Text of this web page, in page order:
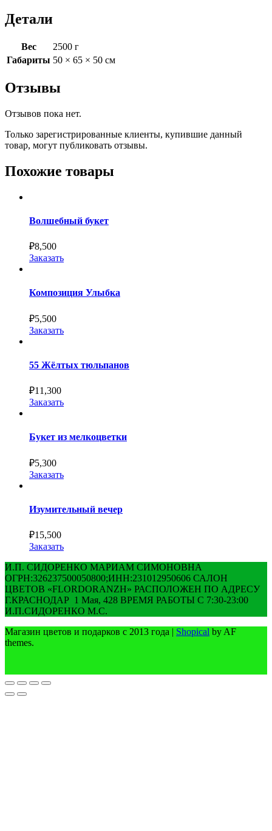
Детали
Вес
2500 г
Габариты 50 × 65 × 50 см
Отзывы
Отзывов пока нет.
Только зарегистрированные клиенты, купившие данный
товар, могут публиковать отзывы.
Похожие товары
Волшебный букет
₽8,500
Заказать
Композиция Улыбка
₽5,500
Заказать
55 Жёлтых тюльпанов
₽11,300
Заказать
Букет из мелкоцветки
₽5,300
Заказать
Изумительный вечер
₽15,500
Заказать
И.П. СИДОРЕНКО МАРИАМ СИМОНОВНА
ОГРН:326237500050800;ИНН:231012950606 САЛОН
ЦВЕТОВ «FLORDORANZH» РАСПОЛОЖЕН ПО АДРЕСУ
Г.КРАСНОДАР 1 Мая, 428 ВРЕМЯ РАБОТЫ С 7:30-23:00
И.П.СИДОРЕНКО М.С.
Магазин цветов и подарков с 2013 года | Shopical by AF
themes.